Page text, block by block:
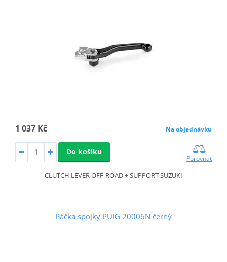
1 037 Kč Na objednávku
Do košíku
Porovnat
CLUTCH LEVER OFF-ROAD + SUPPORT SUZUKI
Páčka spojky PUIG 20006N černý